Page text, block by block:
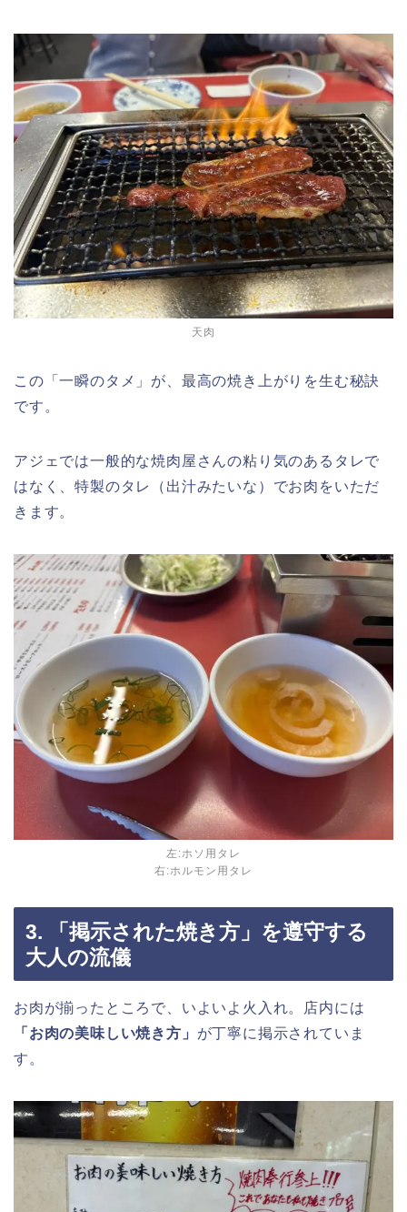
天肉
この「一瞬のタメ」が、最高の焼き上がりを生む秘訣
です。
アジェでは一般的な焼肉屋さんの粘り気のあるタレで
はなく、特製のタレ（出汁みたいな）でお肉をいただ
きます。
左:ホソ用タレ
右:ホルモン用タレ
3. 「掲示された焼き方」を遵守する
大人の流儀
お肉が揃ったところで、いよいよ火入れ。店内には
「お肉の美味しい焼き方」 が丁寧に掲示されていま
す。